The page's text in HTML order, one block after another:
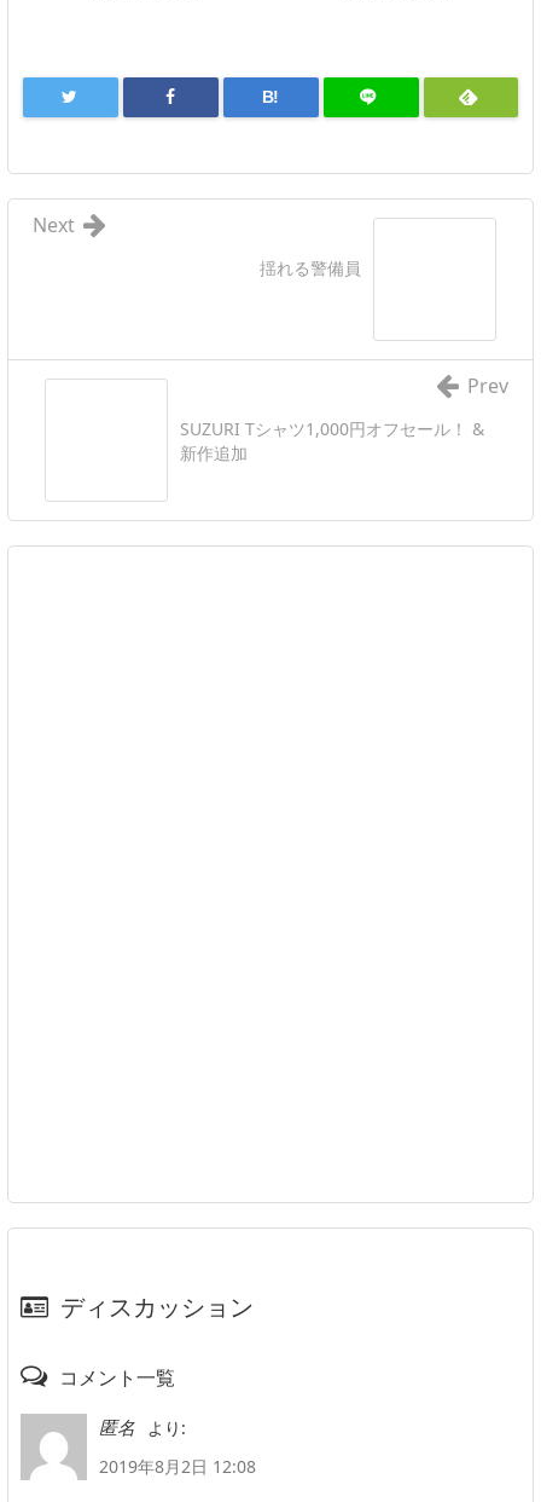
B!
揺れる警備員
Next
SUZURI Tシャツ1,000円オフセール！ &
新作追加
Prev
ディスカッション
コメント一覧
匿名
より:
2019年8月2日 12:08